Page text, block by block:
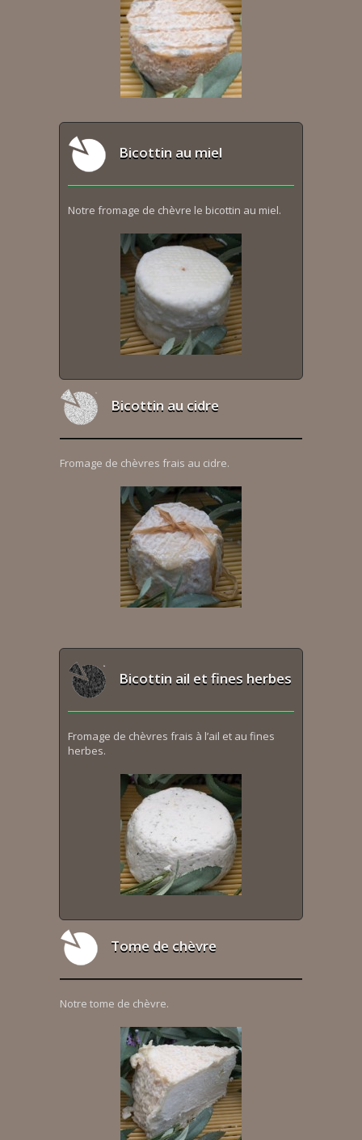
Bicottin au miel
Notre fromage de chèvre le bicottin au miel.
Bicottin au cidre
Fromage de chèvres frais au cidre.
Bicottin ail et fines herbes
Fromage de chèvres frais à l’ail et au fines
herbes.
Tome de chèvre
Notre tome de chèvre.